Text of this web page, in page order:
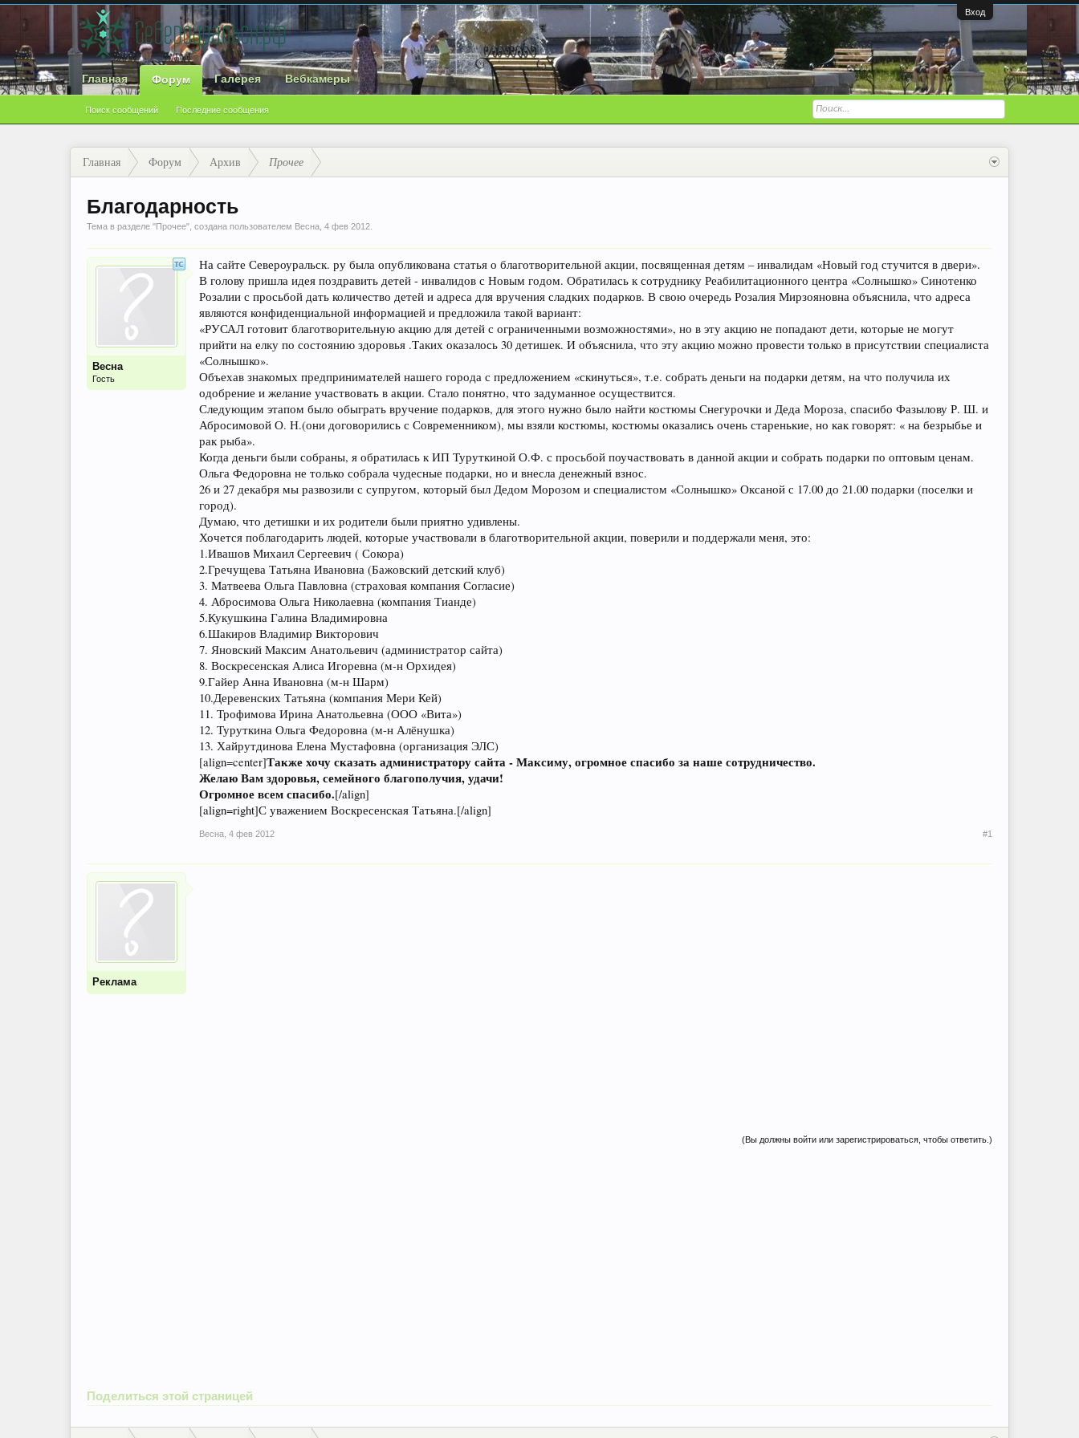
Вход
Главная Форум
Поиск сообщений Последние сообщения
Галерея Вебкамеры
Главная Форум Архив Прочее
Благодарность
Тема в разделе "Прочее", создана пользователем Весна 4 фев 2012
Весна
Гость
На сайте Североуральск. ру была опубликована статья о благотворительной акции, посвященная детям – инвалидам «Новый год стучится в двери».
В голову пришла идея поздравить детей - инвалидов с Новым годом. Обратилась к сотруднику Реабилитационного центра «Солнышко» Синотенко
Розалии с просьбой дать количество детей и адреса для вручения сладких подарков. В свою очередь Розалия Мирзояновна объяснила, что адреса
являются конфиденциальной информацией и предложила такой вариант:
«РУСАЛ готовит благотворительную акцию для детей с ограниченными возможностями», но в эту акцию не попадают дети, которые не могут
прийти на елку по состоянию здоровья .Таких оказалось 30 детишек. И объяснила, что эту акцию можно провести только в присутствии специалиста
«Солнышко».
Объехав знакомых предпринимателей нашего города с предложением «скинуться», т.е. собрать деньги на подарки детям, на что получила их
одобрение и желание участвовать в акции. Стало понятно, что задуманное осуществится.
Следующим этапом было обыграть вручение подарков, для этого нужно было найти костюмы Снегурочки и Деда Мороза, спасибо Фазылову Р. Ш. и
Абросимовой О. Н.(они договорились с Современником), мы взяли костюмы, костюмы оказались очень старенькие, но как говорят: « на безрыбье и
рак рыба».
Когда деньги были собраны, я обратилась к ИП Туруткиной О.Ф. с просьбой поучаствовать в данной акции и собрать подарки по оптовым ценам.
Ольга Федоровна не только собрала чудесные подарки, но и внесла денежный взнос.
26 и 27 декабря мы развозили с супругом, который был Дедом Морозом и специалистом «Солнышко» Оксаной с 17.00 до 21.00 подарки (поселки и
город).
Думаю, что детишки и их родители были приятно удивлены.
Хочется поблагодарить людей, которые участвовали в благотворительной акции, поверили и поддержали меня, это:
1.Ивашов Михаил Сергеевич ( Сокора)
2.Гречущева Татьяна Ивановна (Бажовский детский клуб)
3. Матвеева Ольга Павловна (страховая компания Согласие)
4. Абросимова Ольга Николаевна (компания Тианде)
5.Кукушкина Галина Владимировна
6.Шакиров Владимир Викторович
7. Яновский Максим Анатольевич (администратор сайта)
8. Воскресенская Алиса Игоревна (м-н Орхидея)
9.Гайер Анна Ивановна (м-н Шарм)
10.Деревенских Татьяна (компания Мери Кей)
11. Трофимова Ирина Анатольевна (ООО «Вита»)
12. Туруткина Ольга Федоровна (м-н Алёнушка)
13. Хайрутдинова Елена Мустафовна (организация ЭЛС)
[align=center]Также хочу сказать администратору сайта - Максиму, огромное спасибо за наше сотрудничество.
Желаю Вам здоровья, семейного благополучия, удачи!
Огромное всем спасибо.[/align]
[align=right]С уважением Воскресенская Татьяна.[/align]
Весна 4 фев 2012 #1
Реклама
(Вы должны войти или зарегистрироваться, чтобы ответить.)
Поделиться этой страницей